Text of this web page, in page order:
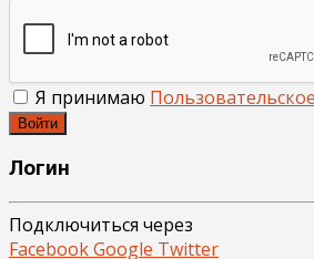
Я принимаю
Войти
Логин
Подключиться через
FacebookGoogle Twitter